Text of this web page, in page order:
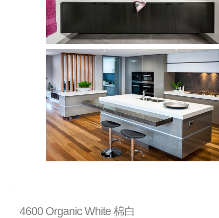
4600 Organic White 棉白